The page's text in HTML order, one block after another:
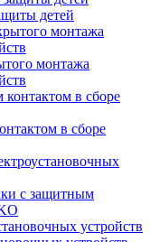
детей
монтажа
в сборе
с защитным